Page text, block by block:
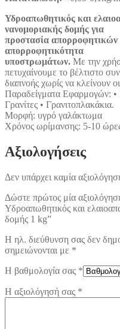
Υδροαπωθητικός και
νανομοριακής δομής για
προστασία απορροφητικών
απορροφητικότητα
υποστρωμάτων. Με την
πετυχαίνουμε το βέλτιστο
διαπνοής χωρίς να κλείνουν
Παραδείγματα Εφαρμογών:
Γρανίτες • Γρανιτοπλακάκια.
Μορφή: υγρό γαλάκτωμα
Χρόνος ωρίμανσης: 5-10
Αξιολογήσεις
Δεν υπάρχει καμία
Δώστε πρώτος μία
Υδροαπωθητικός και
δομής 1 kg”
Η ηλ. διεύθυνση σας δεν
σημειώνονται με *
Η βαθμολογία σας *
Η αξιολόγησή σας *